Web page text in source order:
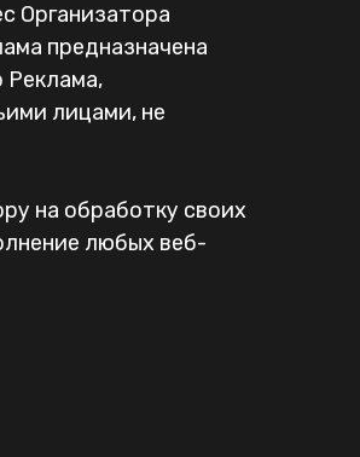
Организатора
предназначена
Реклама,
лицами, не
на обработку своих
любых веб-